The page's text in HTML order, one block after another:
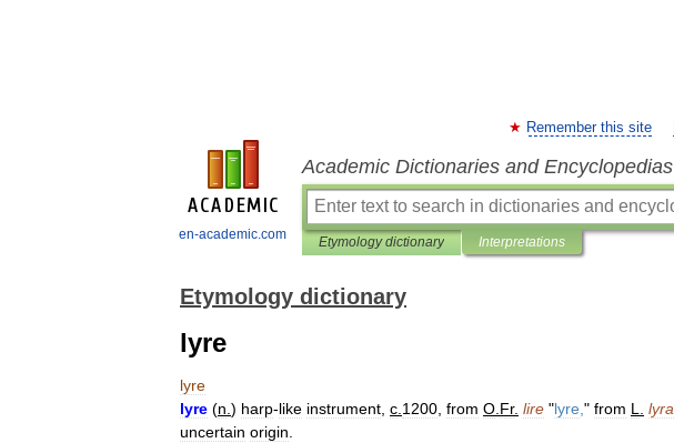
en-academic.com
Remember this site
Academic Dictionaries and Encyclopedias
Etymology dictionary Interpretations
Etymology dictionary
lyre
lyre
lyre (n ) harp-like instrument c 1200 from O Fr. lire "lyre " from L lyra
uncertain origin